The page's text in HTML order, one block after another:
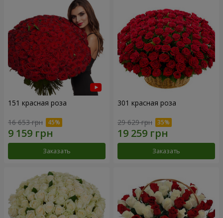
151 красная роза
16 653 грн
Заказать
301 красная роза
29 629 грн
Заказать